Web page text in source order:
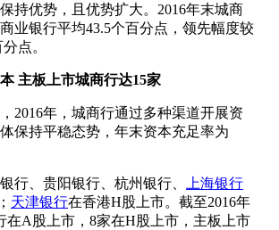
持优势，且优势扩大。2016年末城商
业银行平均43.5个百分点，领先幅度较
点。
主板上市城商行达15家
年，城商行通过多种渠道开展资
保持平稳态势，年末资本充足率为
、贵阳银行、杭州银行、
上海银行
天津银行在香港H股上市。截至2016年
在A股上市，8家在H股上市，主板上市